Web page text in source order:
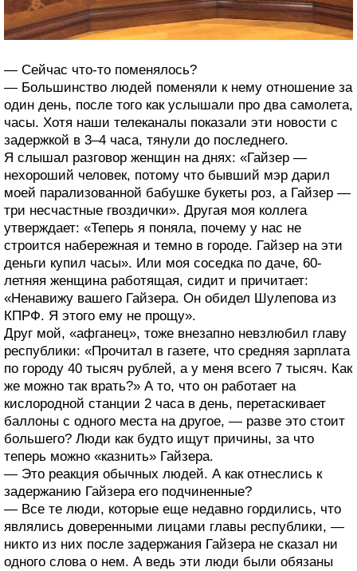
— Сейчас что-то поменялось?
— Большинство людей поменяли к нему отношение за
один день, после того как услышали про два самолета,
часы. Хотя наши телеканалы показали эти новости с
задержкой в 3–4 часа, тянули до последнего.
Я слышал разговор женщин на днях: «Гайзер —
нехороший человек, потому что бывший мэр дарил
моей парализованной бабушке букеты роз, а Гайзер —
три несчастные гвоздички». Другая моя коллега
утверждает: «Теперь я поняла, почему у нас не
строится набережная и темно в городе. Гайзер на эти
деньги купил часы». Или моя соседка по даче, 60-
летняя женщина работящая, сидит и причитает:
«Ненавижу вашего Гайзера. Он обидел Шулепова из
КПРФ. Я этого ему не прощу».
Друг мой, «афганец», тоже внезапно невзлюбил главу
республики: «Прочитал в газете, что средняя зарплата
по городу 40 тысяч рублей, а у меня всего 7 тысяч. Как
же можно так врать?» А то, что он работает на
кислородной станции 2 часа в день, перетаскивает
баллоны с одного места на другое, — разве это стоит
большего? Люди как будто ищут причины, за что
теперь можно «казнить» Гайзера.
— Это реакция обычных людей. А как отнеслись к
задержанию Гайзера его подчиненные?
— Все те люди, которые еще недавно гордились, что
являлись доверенными лицами главы республики, —
никто из них после задержания Гайзера не сказал ни
одного слова о нем. А ведь эти люди были обязаны